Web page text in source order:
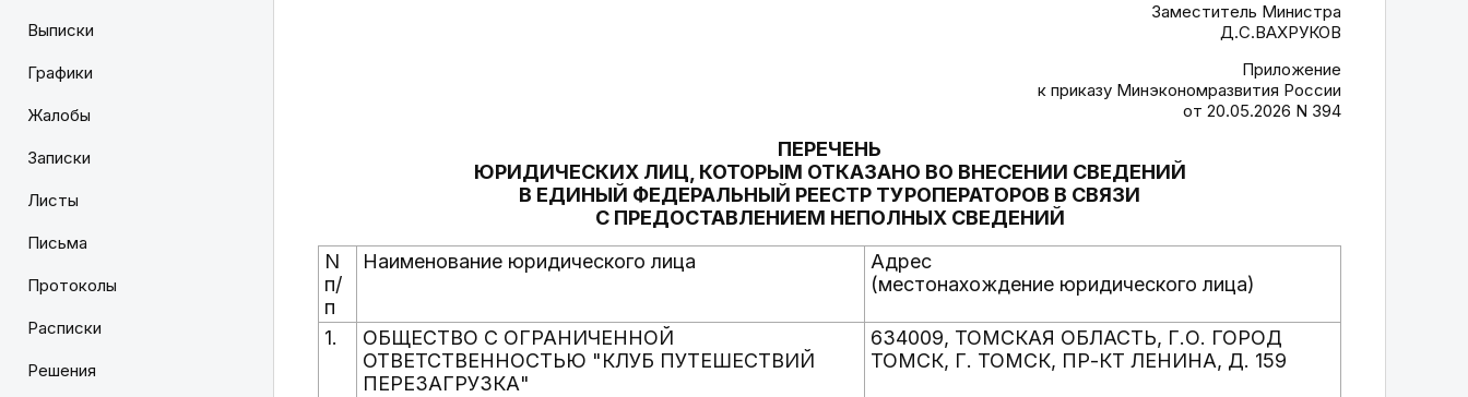
Выписки
Графики
Жалобы
Записки
Листы
Письма
Протоколы
Расписки
Решения
Заместитель Министра
Д.С.ВАХРУКОВ
Приложение
к приказу Минэкономразвития России
от 20.05.2026 N 394
ПЕРЕЧЕНЬ
ЮРИДИЧЕСКИХ ЛИЦ, КОТОРЫМ ОТКАЗАНО ВО ВНЕСЕНИИ СВЕДЕНИЙ
В ЕДИНЫЙ ФЕДЕРАЛЬНЫЙ РЕЕСТР ТУРОПЕРАТОРОВ В СВЯЗИ
С ПРЕДОСТАВЛЕНИЕМ НЕПОЛНЫХ СВЕДЕНИЙ
N
п/
п
Наименование юридического лица
Адрес
(местонахождение юридического лица)
1.
ОБЩЕСТВО С ОГРАНИЧЕННОЙ
ОТВЕТСТВЕННОСТЬЮ "КЛУБ ПУТЕШЕСТВИЙ
ПЕРЕЗАГРУЗКА"
634009, ТОМСКАЯ ОБЛАСТЬ, Г.О. ГОРОД
ТОМСК, Г. ТОМСК, ПР-КТ ЛЕНИНА, Д. 159